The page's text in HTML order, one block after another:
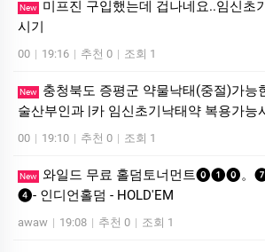
New
미프진 구입했는데 겁나네요..임신초
시기
00 | 19:16 | 추천 0 | 조회 1
New
충청북도 증평군 약물낙태(중절)가능
술산부인과 |카 임신초기낙­태약 복용가능
00 | 19:10 | 추천 0 | 조회 1
New 와일드 무료 홀덤토너먼트
❹- 인디언홀덤 - HOLD'EM
awaw | 19:08 | 추천 0 | 조회 1